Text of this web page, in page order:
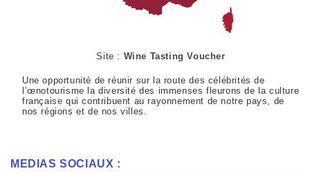
Site : Wine Tasting Voucher
Une opportunité de réunir sur la route des célébrités de
l’œnotourisme la diversité des immenses fleurons de la culture
française qui contribuent au rayonnement de notre pays, de
nos régions et de nos villes.
MEDIAS SOCIAUX :